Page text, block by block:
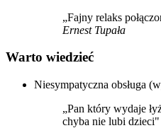
„Fajny relaks
Ernest Tupała
Warto wiedzieć
Niesympatyczna obsługa
„Pan który wydaje
chyba nie lubi dzieci"